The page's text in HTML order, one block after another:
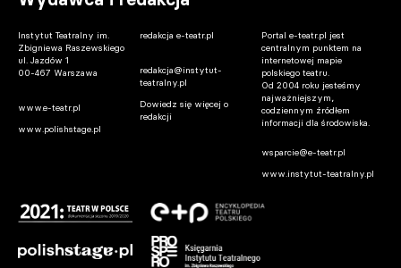
Instytut Teatralny im.
Zbigniewa Raszewskiego
ul. Jazdów 1
00-467 Warszawa
www.e-teatr.pl
www.polishstage.pl
redakcja e-teatr.pl
redakcja@instytut-
teatralny.pl
Dowiedz się więcej o
redakcji
Portal e-teatr.pl jest
centralnym punktem na
internetowej mapie
polskiego teatru.
Od 2004 roku jesteśmy
najważniejszym,
codziennym źródłem
informacji dla środowiska.
wsparcie@e-teatr.pl
www.instytut-teatralny.pl